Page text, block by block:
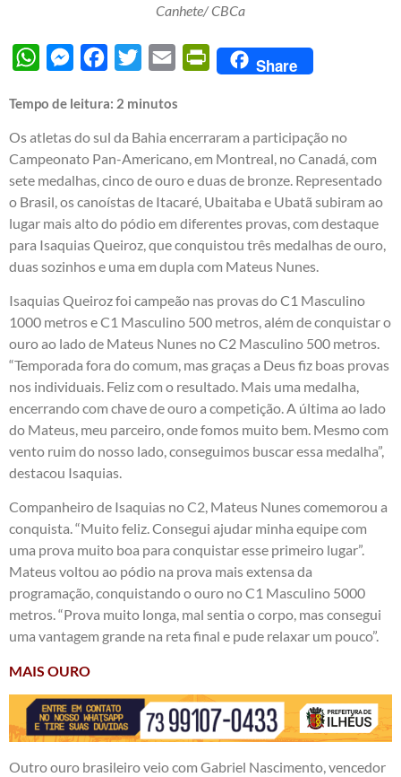
Canhete/ CBCa
WhatsAppMessengerFacebook
Twitter Email PrintFriendly
Share
Tempo de leitura: 2 minutos
Os atletas do sul da Bahia encerraram a participação no
Campeonato Pan-Americano, em Montreal, no Canadá, com
sete medalhas, cinco de ouro e duas de bronze. Representado
o Brasil, os canoístas de Itacaré, Ubaitaba e Ubatã subiram ao
lugar mais alto do pódio em diferentes provas, com destaque
para Isaquias Queiroz, que conquistou três medalhas de ouro,
duas sozinhos e uma em dupla com Mateus Nunes.
Isaquias Queiroz foi campeão nas provas do C1 Masculino
1000 metros e C1 Masculino 500 metros, além de conquistar o
ouro ao lado de Mateus Nunes no C2 Masculino 500 metros.
“Temporada fora do comum, mas graças a Deus fiz boas provas
nos individuais. Feliz com o resultado. Mais uma medalha,
encerrando com chave de ouro a competição. A última ao lado
do Mateus, meu parceiro, onde fomos muito bem. Mesmo com
vento ruim do nosso lado, conseguimos buscar essa medalha”,
destacou Isaquias.
Companheiro de Isaquias no C2, Mateus Nunes comemorou a
conquista. “Muito feliz. Consegui ajudar minha equipe com
uma prova muito boa para conquistar esse primeiro lugar”.
Mateus voltou ao pódio na prova mais extensa da
programação, conquistando o ouro no C1 Masculino 5000
metros. “Prova muito longa, mal sentia o corpo, mas consegui
uma vantagem grande na reta final e pude relaxar um pouco”.
MAIS OURO
Outro ouro brasileiro veio com Gabriel Nascimento, vencedor